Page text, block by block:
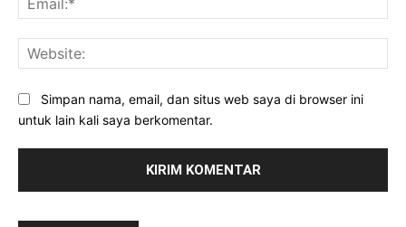
Simpan nama, email, dan situs web saya di browser ini
untuk lain kali saya berkomentar.